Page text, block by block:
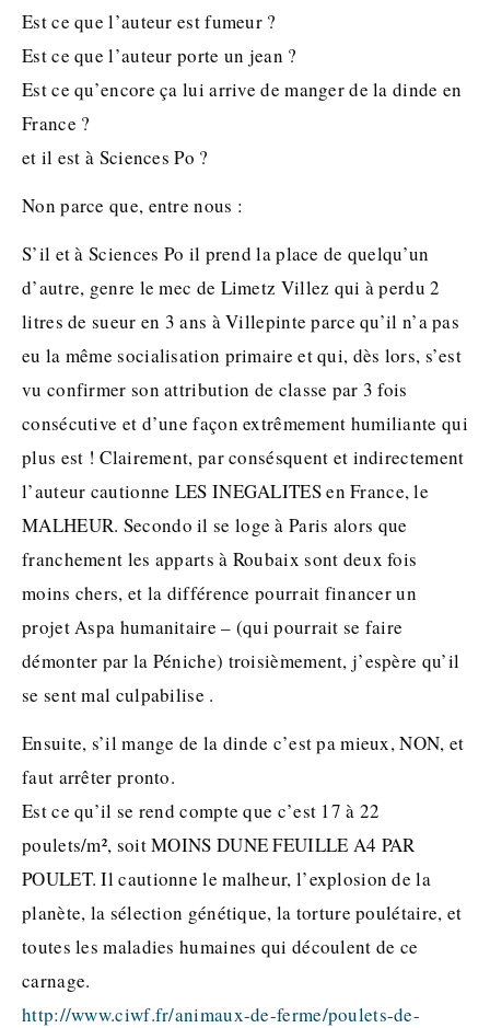
Est ce que l’auteur est fumeur ?
Est ce que l’auteur porte un jean ?
Est ce qu’encore ça lui arrive de manger de la dinde en
France ?
et il est à Sciences Po ?
Non parce que, entre nous :
S’il et à Sciences Po il prend la place de quelqu’un
d’autre, genre le mec de Limetz Villez qui à perdu 2
litres de sueur en 3 ans à Villepinte parce qu’il n’a pas
eu la même socialisation primaire et qui, dès lors, s’est
vu confirmer son attribution de classe par 3 fois
consécutive et d’une façon extrêmement humiliante qui
plus est ! Clairement, par consésquent et indirectement
l’auteur cautionne LES INEGALITES en France, le
MALHEUR. Secondo il se loge à Paris alors que
franchement les apparts à Roubaix sont deux fois
moins chers, et la différence pourrait financer un
projet Aspa humanitaire – (qui pourrait se faire
démonter par la Péniche) troisièmement, j’espère qu’il
se sent mal culpabilise .
Ensuite, s’il mange de la dinde c’est pa mieux, NON, et
faut arrêter pronto.
Est ce qu’il se rend compte que c’est 17 à 22
poulets/m², soit MOINS DUNE FEUILLE A4 PAR
POULET. Il cautionne le malheur, l’explosion de la
planète, la sélection génétique, la torture poulétaire, et
toutes les maladies humaines qui découlent de ce
carnage.
http://www.ciwf.fr/animaux-de-ferme/poulets-de-